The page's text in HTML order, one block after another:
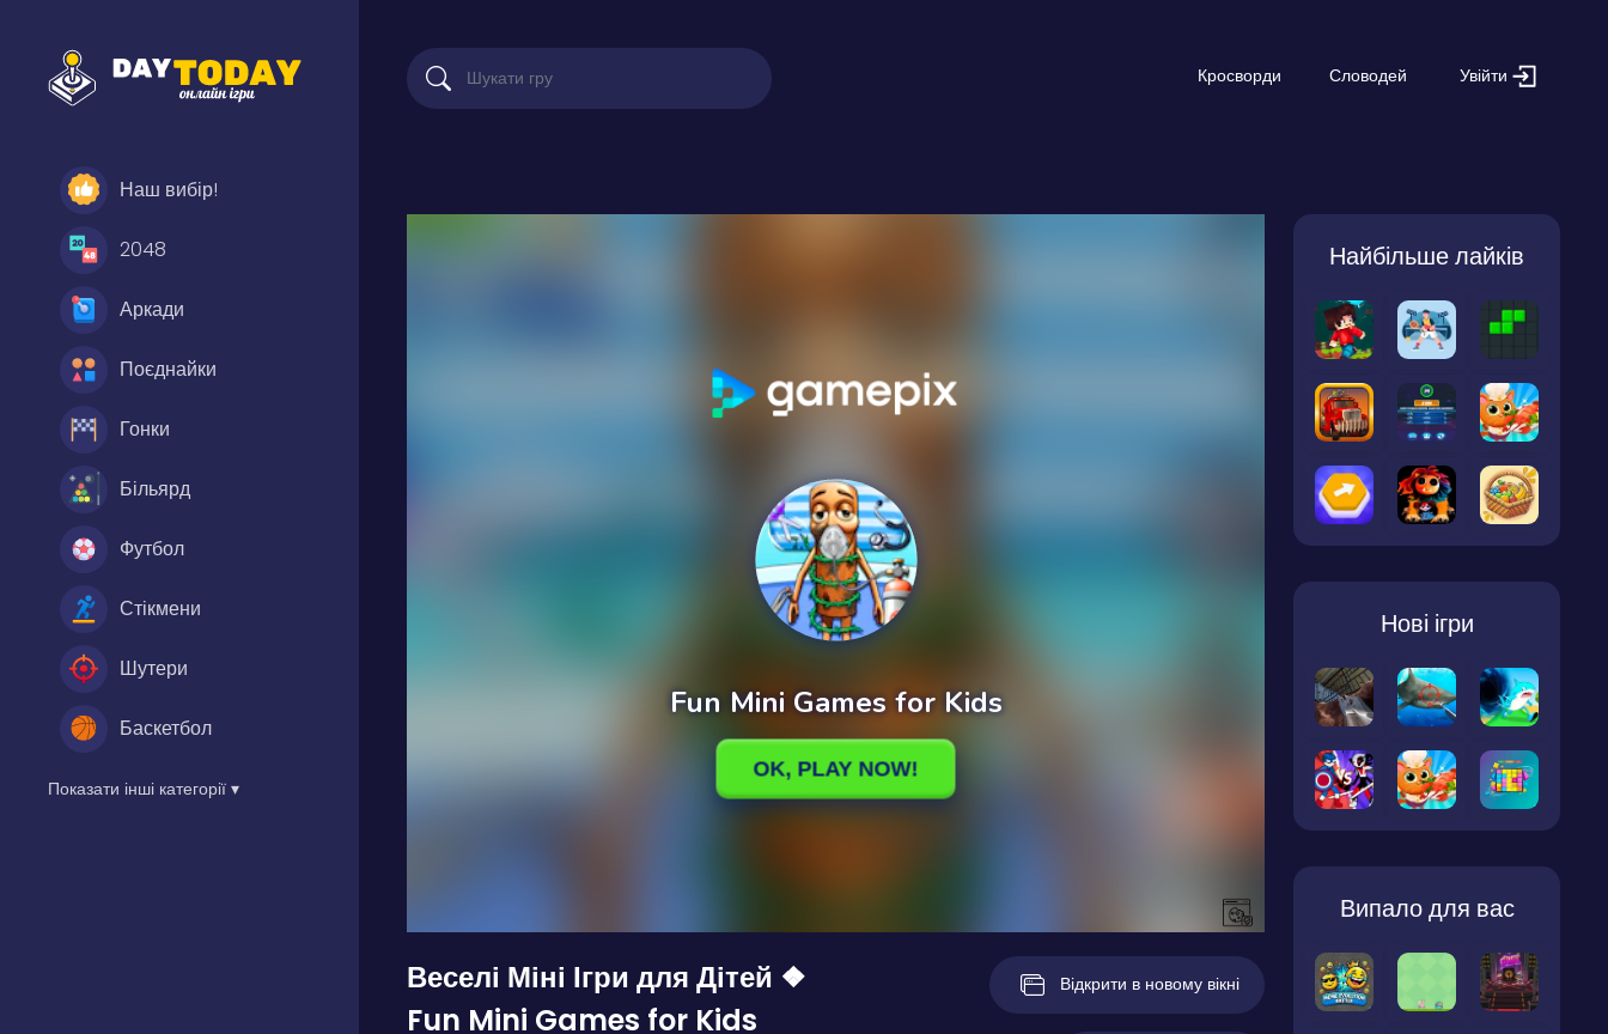
Наш вибір!
2048
Аркади
Поєднайки
Гонки
Більярд
Футбол
Стікмени
Шутери
Баскетбол
Показати інші категорії ▾
Кросворди Словодей Увійти
Веселі Міні Ігри для Дітей ❖
Fun Mini Games for Kids
Відкрити в новому вікні
Найбільше лайків
Нові ігри
Випало для вас